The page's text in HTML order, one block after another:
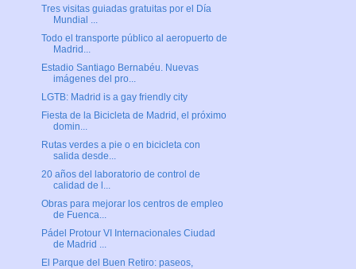
Tres visitas guiadas gratuitas por el Día
Mundial ...
Todo el transporte público al aeropuerto de
Madrid...
Estadio Santiago Bernabéu. Nuevas
imágenes del pro...
LGTB: Madrid is a gay friendly city
Fiesta de la Bicicleta de Madrid, el próximo
domin...
Rutas verdes a pie o en bicicleta con
salida desde...
20 años del laboratorio de control de
calidad de l...
Obras para mejorar los centros de empleo
de Fuenca...
Pádel Protour VI Internacionales Ciudad
de Madrid ...
El Parque del Buen Retiro: paseos,